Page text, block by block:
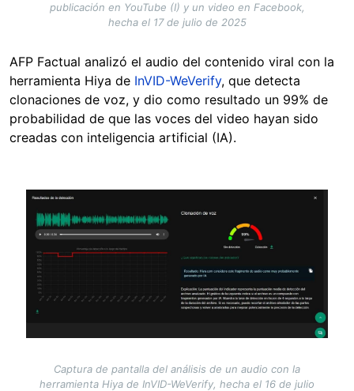
publicación en YouTube (I) y un video en Facebook,
hecha el 17 de julio de 2025
AFP Factual analizó el audio del contenido viral con la
herramienta Hiya de InVID-WeVerify, que detecta
clonaciones de voz, y dio como resultado un 99% de
probabilidad de que las voces del video hayan sido
creadas con inteligencia artificial (IA).
Image
Captura de pantalla del análisis de un audio con la
herramienta Hiya de InVID-WeVerify, hecha el 16 de julio